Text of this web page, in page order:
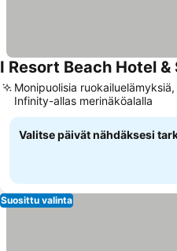
I Resort Beach Hotel &
Monipuolisia ruokailuelämyksiä,
Infinity-allas merinäköalalla
Valitse päivät nähdäksesi
Suosittu valinta